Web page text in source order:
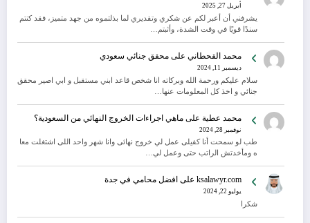
أبريل 27, 2025
يشرفني أن أعبر لكم عن شكري وتقديري لما بذلتموه من جهد متميز، فقد كنتم
سندًا قويًا في وقت الشدة، وأثبتم…
محمد القحطاني على محقق جنائي سعودي
ديسمبر 11, 2024
سلام عليكم ورحمة الله وبركاته انا شخص قاعد ابني مستقبل و ابي اصير محقق
جنائي و اخذ كل المعلومات عنها…
محمد عطية على ماهي اجراءات الخروج النهائي من السعودية؟
نوفمبر 28, 2024
طب لو سمحت أنا كفيلى عمل لي خروج نهائى وانا شهر واحد اللى اشتغلت معا
ه ومأخدتش الراتب حتى وعمل لي…
ksalawyr.com على افضل محامي في جدة
يوليو 22, 2024
شكرا